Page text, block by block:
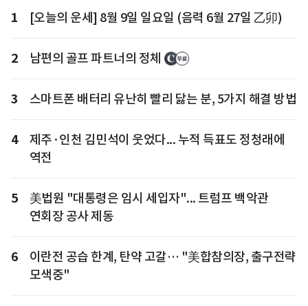
1 [오늘의 운세] 8월 9일 일요일 (음력 6월 27일 乙卯)
2 남편의 골프 파트너의 정체
3 스마트폰 배터리 유난히 빨리 닳는 분, 5가지 해결 방법
4
제주·인천 김민석이 웃었다... 누적 득표도 정청래에
역전
5
美법원 "대통령은 임시 세입자"... 트럼프 백악관
연회장 공사 제동
6
이란전 공습 한계, 탄약 고갈… "美합참의장, 출구전략
모색중"